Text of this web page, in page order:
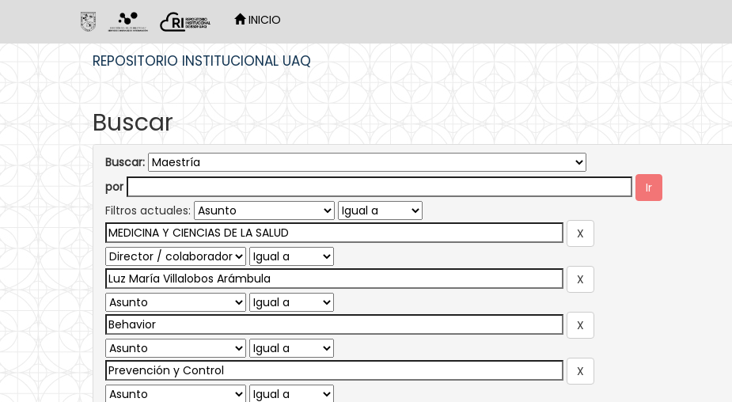
INICIO
REPOSITORIO INSTITUCIONAL UAQ
Buscar
Buscar:
por
Filtros actuales: